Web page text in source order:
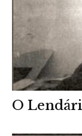
O